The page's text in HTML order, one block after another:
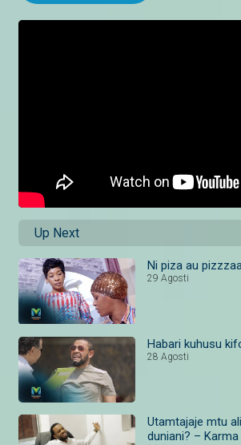
Up Next
29 Agosti
Habari kuhusu
28 Agosti
Utamtajaje mtu
duniani? – Karma